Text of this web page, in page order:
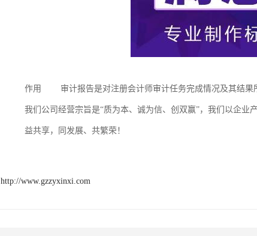
作用 审计报告是对注册会计师审计任务完成情况及其结果
我们公司经营宗旨是“质为本、诚为信、创双赢”，我们以企业
益共享，同发展、共繁荣！
http://www.gzzyxinxi.com